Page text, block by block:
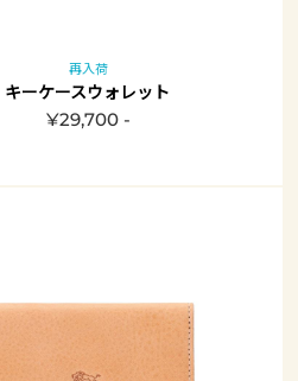
再入荷
キーケースウォレット
¥29,700 -